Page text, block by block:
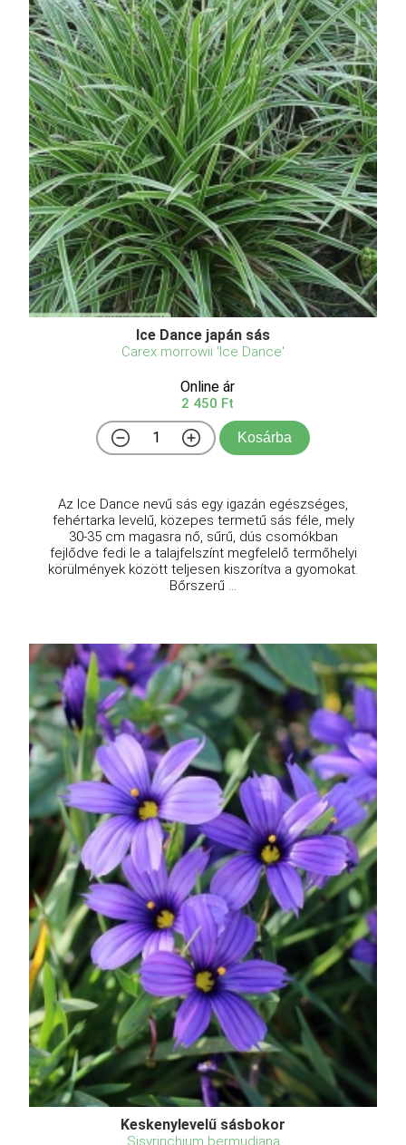
Ice Dance japán sás
Carex morrowii 'Ice Dance'
Online ár
2 450 Ft
Kosárba
Az Ice Dance nevű sás egy igazán egészséges,
fehértarka levelű, közepes termetű sás féle, mely
30-35 cm magasra nő, sűrű, dús csomókban
fejlődve fedi le a talajfelszínt megfelelő termőhelyi
körülmények között teljesen kiszorítva a gyomokat.
Bőrszerű ...
Keskenylevelű sásbokor
Sisyrinchium bermudiana